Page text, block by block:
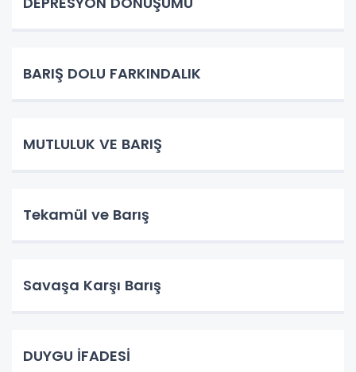
BARIŞ DOLU FARKINDALIK
MUTLULUK VE BARIŞ
Tekamül ve Barış
Savaşa Karşı Barış
DUYGU İFADESİ